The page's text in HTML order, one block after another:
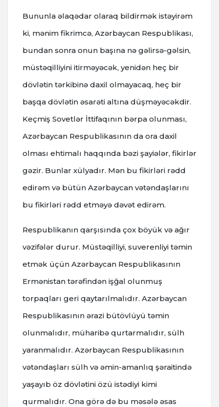
Bununla əlaqədar olaraq bildirmək istəyirəm
ki, mənim fikrimcə, Azərbaycan Respublikası,
bundan sonra onun başına nə gəlirsə-gəlsin,
müstəqilliyini itirməyəcək, yenidən heç bir
dövlətin tərkibinə daxil olmayacaq, heç bir
başqa dövlətin əsarəti altına düşməyəcəkdir.
Keçmiş Sovetlər İttifaqının bərpa olunması,
Azərbaycan Respublikasının da ora daxil
olması ehtimalı haqqında bəzi şayiələr, fikirlər
gəzir. Bunlar xülyadır. Mən bu fikirləri rədd
edirəm və bütün Azərbaycan vətəndaşlarını
bu fikirləri rədd etməyə dəvət edirəm.
Respublikanın qarşısında çox böyük və ağır
vəzifələr durur. Müstəqilliyi, suverenliyi təmin
etmək üçün Azərbaycan Respublikasının
Ermənistan tərəfindən işğal olunmuş
torpaqları geri qaytarılmalıdır. Azərbaycan
Respublikasının ərazi bütövlüyü təmin
olunmalıdır, müharibə qurtarmalıdır, sülh
yaranmalıdır. Azərbaycan Respublikasının
vətəndaşları sülh və əmin-amanlıq şəraitində
yaşayıb öz dövlətini özü istədiyi kimi
qurmalıdır. Ona görə də bu məsələ əsas